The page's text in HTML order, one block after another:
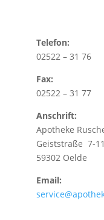
Telefon:
02522 – 31 76
Fax:
02522 – 31 77
Anschrift:
Apotheke
Geiststraße 7-11
59302 Oelde
Email: